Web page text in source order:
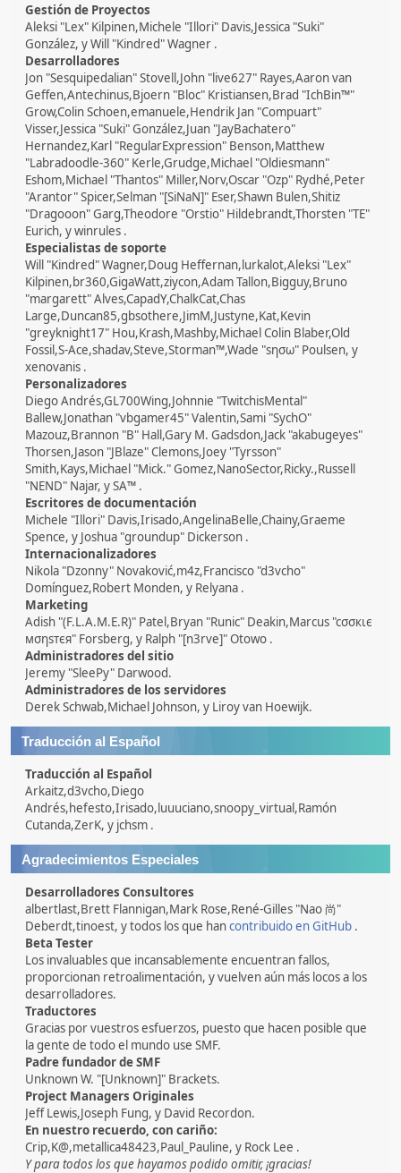
Gestión de Proyectos
Aleksi "Lex" Kilpinen,Michele "Illori" Davis,Jessica "Suki"
González, y Will "Kindred" Wagner .
Desarrolladores
Jon "Sesquipedalian" Stovell,John "live627" Rayes,Aaron van
Geffen,Antechinus,Bjoern "Bloc" Kristiansen,Brad "IchBin™"
Grow,Colin Schoen,emanuele,Hendrik Jan "Compuart"
Visser,Jessica "Suki" González,Juan "JayBachatero"
Hernandez,Karl "RegularExpression" Benson,Matthew
"Labradoodle-360" Kerle,Grudge,Michael "Oldiesmann"
Eshom,Michael "Thantos" Miller,Norv,Oscar "Ozp" Rydhé,Peter
"Arantor" Spicer,Selman "[SiNaN]" Eser,Shawn Bulen,Shitiz
"Dragooon" Garg,Theodore "Orstio" Hildebrandt,Thorsten "TE"
Eurich, y winrules .
Especialistas de soporte
Will "Kindred" Wagner,Doug Heffernan,lurkalot,Aleksi "Lex"
Kilpinen,br360,GigaWatt,ziycon,Adam Tallon,Bigguy,Bruno
"margarett" Alves,CapadY,ChalkCat,Chas
Large,Duncan85,gbsothere,JimM,Justyne,Kat,Kevin
"greyknight17" Hou,Krash,Mashby,Michael Colin Blaber,Old
Fossil,S-Ace,shadav,Steve,Storman™,Wade "sησω" Poulsen, y
xenovanis .
Personalizadores
Diego Andrés,GL700Wing,Johnnie "TwitchisMental"
Ballew,Jonathan "vbgamer45" Valentin,Sami "SychO"
Mazouz,Brannon "B" Hall,Gary M. Gadsdon,Jack "akabugeyes"
Thorsen,Jason "JBlaze" Clemons,Joey "Tyrsson"
Smith,Kays,Michael "Mick." Gomez,NanoSector,Ricky.,Russell
"NEND" Najar, y SA™ .
Escritores de documentación
Michele "Illori" Davis,Irisado,AngelinaBelle,Chainy,Graeme
Spence, y Joshua "groundup" Dickerson .
Internacionalizadores
Nikola "Dzonny" Novaković,m4z,Francisco "d3vcho"
Domínguez,Robert Monden, y Relyana .
Marketing
Adish "(F.L.A.M.E.R)" Patel,Bryan "Runic" Deakin,Marcus "cσσкιє
мσηѕтєя" Forsberg, y Ralph "[n3rve]" Otowo .
Administradores del sitio
Jeremy "SleePy" Darwood.
Administradores de los servidores
Derek Schwab,Michael Johnson, y Liroy van Hoewijk.
Traducción al Español
Traducción al Español
Arkaitz,d3vcho,Diego
Andrés,hefesto,Irisado,luuuciano,snoopy_virtual,Ramón
Cutanda,ZerK, y jchsm .
Agradecimientos Especiales
Desarrolladores Consultores
albertlast,Brett Flannigan,Mark Rose,René-Gilles "Nao 尚"
Deberdt,tinoest, y todos los que hancontribuido en GitHub .
Beta Tester
Los invaluables que incansablemente encuentran fallos,
proporcionan retroalimentación, y vuelven aún más locos a los
desarrolladores.
Traductores
Gracias por vuestros esfuerzos, puesto que hacen posible que
la gente de todo el mundo use SMF.
Padre fundador de SMF
Unknown W. "[Unknown]" Brackets.
Project Managers Originales
Jeff Lewis,Joseph Fung, y David Recordon.
En nuestro recuerdo, con cariño:
Crip,K@,metallica48423,Paul_Pauline, y Rock Lee .
Y para todos los que hayamos podido omitir, ¡gracias!